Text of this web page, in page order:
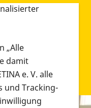
„Alle
damit
e. V. alle
und Tracking-